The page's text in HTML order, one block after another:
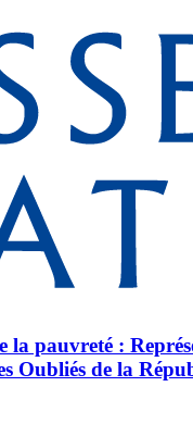
la pauvreté :
Oubliés de la